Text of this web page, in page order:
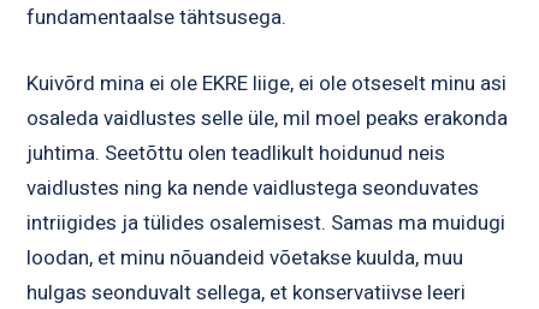
fundamentaalse tähtsusega.
Kuivõrd mina ei ole EKRE liige, ei ole otseselt minu asi
osaleda vaidlustes selle üle, mil moel peaks erakonda
juhtima. Seetõttu olen teadlikult hoidunud neis
vaidlustes ning ka nende vaidlustega seonduvates
intriigides ja tülides osalemisest. Samas ma muidugi
loodan, et minu nõuandeid võetakse kuulda, muu
hulgas seonduvalt sellega, et konservatiivse leeri